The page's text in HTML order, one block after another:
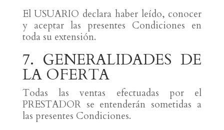
El USUARIO declara haber leído, conocer
y aceptar las presentes Condiciones en
toda su extensión.
7. GENERALIDADES DE
LA OFERTA
Todas las ventas efectuadas por el
PRESTADOR se entenderán sometidas a
las presentes Condiciones.